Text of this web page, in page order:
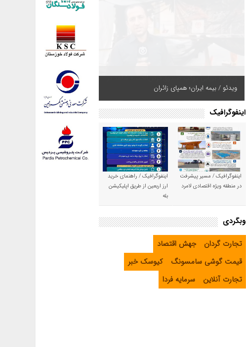
ویدئو / بیمه ایران؛ همپای زائران
اینفوگرافیک
اینفوگرافیک / مسیر پیشرفت
در منطقه ویژه اقتصادی لامرد
اینفوگرافیک / راهنمای خرید
ارز اربعین از طریق اپلیکیشن
بله
وبگردی
تجارت گردان
جهش اقتصاد
قیمت گوشی سامسونگ
کیوسک خبر
تجارت آنلاین
سرمایه فردا